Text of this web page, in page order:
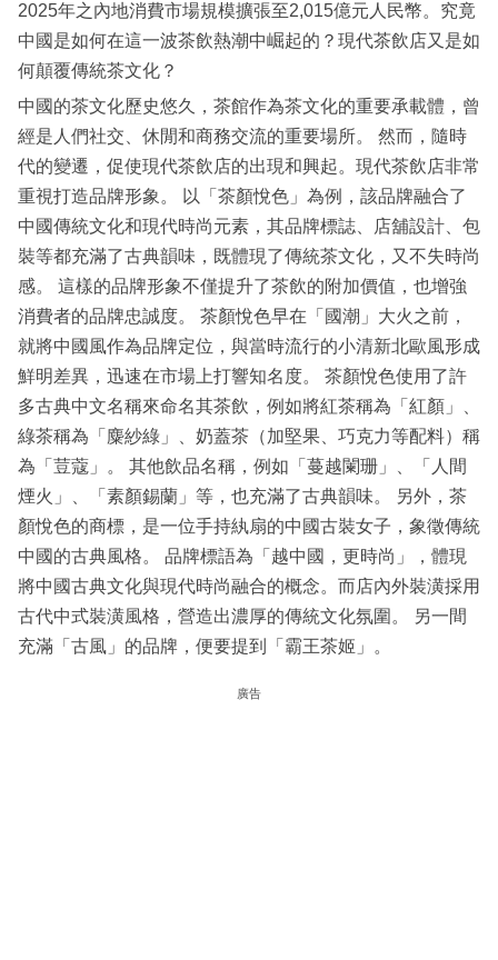
2025年之內地消費市場規模擴張至2,015億元人民幣。究竟
中國是如何在這一波茶飲熱潮中崛起的？現代茶飲店又是如
何顛覆傳統茶文化？
中國的茶文化歷史悠久，茶館作為茶文化的重要承載體，曾
經是人們社交、休閒和商務交流的重要場所。 然而，隨時
代的變遷，促使現代茶飲店的出現和興起。現代茶飲店非常
重視打造品牌形象。 以「茶顏悅色」為例，該品牌融合了
中國傳統文化和現代時尚元素，其品牌標誌、店舖設計、包
裝等都充滿了古典韻味，既體現了傳統茶文化，又不失時尚
感。 這樣的品牌形象不僅提升了茶飲的附加價值，也增強
消費者的品牌忠誠度。 茶顏悅色早在「國潮」大火之前，
就將中國風作為品牌定位，與當時流行的小清新北歐風形成
鮮明差異，迅速在市場上打響知名度。 茶顏悅色使用了許
多古典中文名稱來命名其茶飲，例如將紅茶稱為「紅顏」、
綠茶稱為「麋紗綠」、奶蓋茶（加堅果、巧克力等配料）稱
為「荳蔻」。 其他飲品名稱，例如「蔓越闌珊」、「人間
煙火」、「素顏錫蘭」等，也充滿了古典韻味。 另外，茶
顏悅色的商標，是一位手持紈扇的中國古裝女子，象徵傳統
中國的古典風格。 品牌標語為「越中國，更時尚」，體現
將中國古典文化與現代時尚融合的概念。而店內外裝潢採用
古代中式裝潢風格，營造出濃厚的傳統文化氛圍。 另一間
充滿「古風」的品牌，便要提到「霸王茶姬」。
廣告